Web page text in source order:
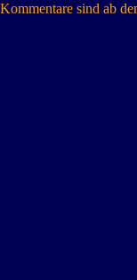
Kommentare sind ab